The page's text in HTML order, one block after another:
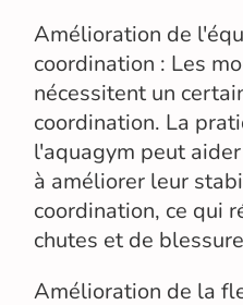
Amélioration de
coordination : Les
nécessitent un
coordination. La
l'aquagym peut
à améliorer leur
coordination, ce qui
chutes et de
Amélioration de la